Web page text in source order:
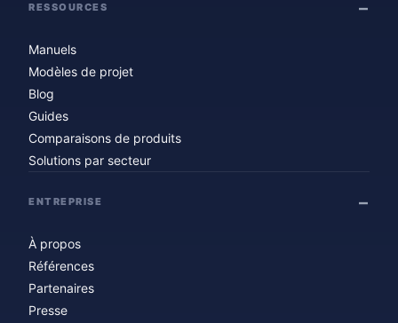
RESSOURCES
Manuels
Modèles de projet
Blog
Guides
Comparaisons de produits
Solutions par secteur
ENTREPRISE
À propos
Références
Partenaires
Presse